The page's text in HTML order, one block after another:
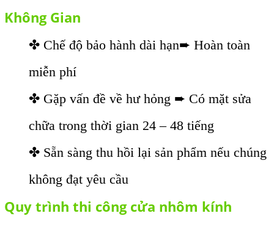
Không Gian
✤ Chế độ bảo hành dài hạn➨ Hoàn toàn
miễn phí
✤ Gặp vấn đề về hư hỏng ➨ Có mặt sửa
chữa trong thời gian 24 – 48 tiếng
✤ Sẵn sàng thu hồi lại sản phẩm nếu chúng
không đạt yêu cầu
Quy trình thi công cửa nhôm kính